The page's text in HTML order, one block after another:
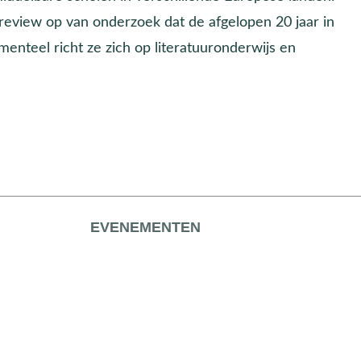
op van onderzoek dat de afgelopen 20 jaar in
richt ze zich op literatuuronderwijs en
EVENEMENTEN